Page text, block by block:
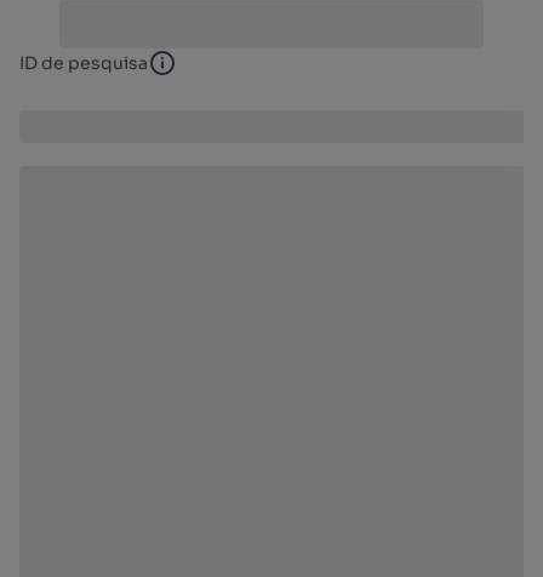
ID de pesquisa ID de pesquisa